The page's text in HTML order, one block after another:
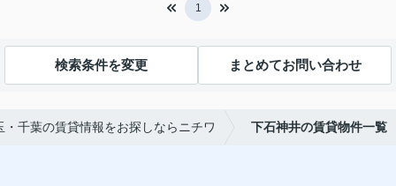
1
検索条件を変更 まとめてお問い合わせ
千葉の賃貸情報をお探しならニチワ 下石神井の賃貸物件一覧